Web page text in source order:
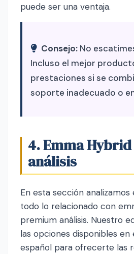
puede ser una ventaja.
Consejo: No
Incluso el mejor
prestaciones si se
soporte inadecuado o
4. Emma
análisis
En esta sección
todo lo relacionado con
premium análisis. Nuestro
las opciones disponibles en
español para ofrecerte las